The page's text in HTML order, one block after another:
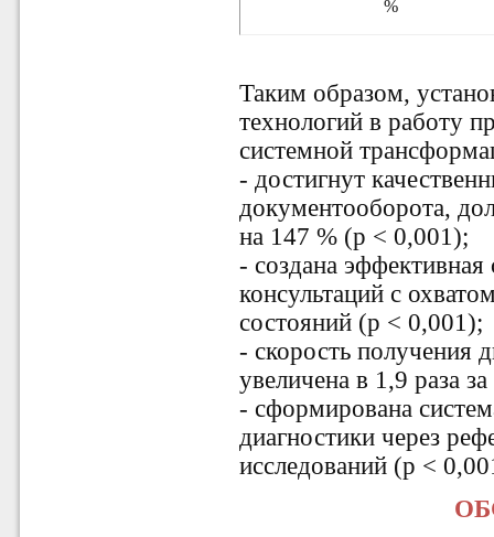
%
Таким образом,
технологий в работу
системной
- достигнут
документооборота,
на 147 % (p < 0,001);
- создана
консультацийс
состояний (p < 0,001);
- скорость получения
увеличена в 1,9 раза
- сформирована
диагностикичерез
исследований (p <